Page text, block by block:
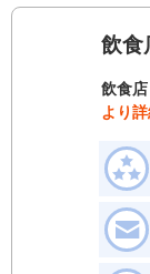
飲食
飲食店
より